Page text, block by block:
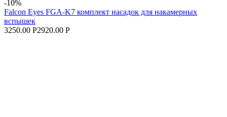
-10%
Falcon Eyes FGA-K7 комплект насадок для накамерных
вспышек
3250.00 Р2920.00 Р